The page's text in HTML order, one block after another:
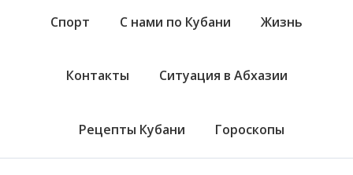
Спорт С нами по Кубани Жизнь
Контакты Ситуация в Абхазии
Рецепты Кубани Гороскопы